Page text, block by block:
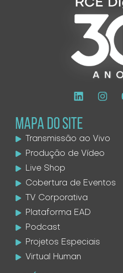
MAPA DO SITE
Transmissão ao Vivo
Produção de Vídeo
Live Shop
Cobertura de Eventos
TV Corporativa
Plataforma EAD
Podcast
Projetos Especiais
Virtual Human